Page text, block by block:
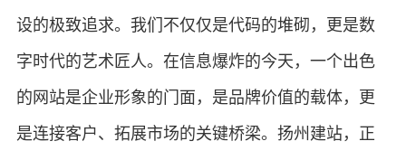
设的极致追求。我们不仅仅是代码的堆砌，更是数
字时代的艺术匠人。在信息爆炸的今天，一个出色
的网站是企业形象的门面，是品牌价值的载体，更
是连接客户、拓展市场的关键桥梁。扬州建站，正